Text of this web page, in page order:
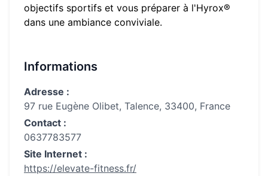
objectifs sportifs et vous préparer à l'Hyrox®
dans une ambiance conviviale.
Informations
Adresse :
97 rue Eugène Olibet, Talence, 33400, France
Contact :
0637783577
Site Internet :
https://elevate-fitness.fr/